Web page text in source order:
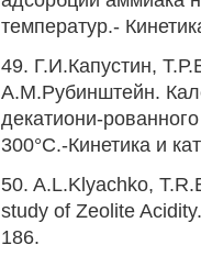
температур.-
49. Г.И.Капустин,
А.М.Рубинштейн.
декатиони-
300°С.-Кинетика и
50. A.L.Klyachko,
study of Zeolite
186.